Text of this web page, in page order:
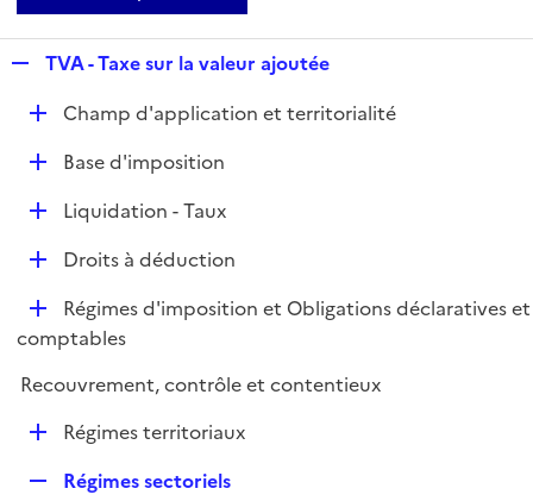
p
l
i
e
TVA - Taxe sur la valeur ajoutée
DChamp d'application et territorialité
D
r
Base d'imposition
D
e
r
Liquidation - Taux
D
l
e
Droits à déduction
D
é
l
Régimes d'imposition et Obligations déclaratives et
comptables
Recouvrement, contrôle et contentieux
DRégimes territoriaux
Régimes sectoriels